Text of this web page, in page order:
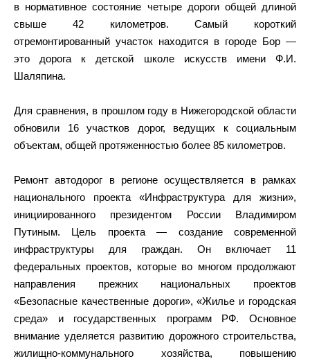
в нормативное состояние четыре дороги общей длиной
свыше 42 километров. Самый короткий
отремонтированный участок находится в городе Бор —
это дорога к детской школе искусств имени Ф.И.
Шаляпина.
Для сравнения, в прошлом году в Нижегородской области
обновили 16 участков дорог, ведущих к социальным
объектам, общей протяженностью более 85 километров.
Ремонт автодорог в регионе осуществляется в рамках
национального проекта «Инфраструктура для жизни»,
инициированного президентом России Владимиром
Путиным. Цель проекта — создание современной
инфраструктуры для граждан. Он включает 11
федеральных проектов, которые во многом продолжают
направления прежних национальных проектов
«Безопасные качественные дороги», «Жилье и городская
среда» и государственных программ РФ. Основное
внимание уделяется развитию дорожного строительства,
жилищно-коммунального хозяйства, повышению